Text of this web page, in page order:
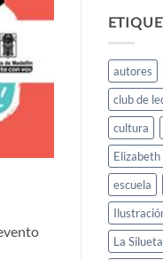
autores
club de
cultura
Elizabeth
escuela
La